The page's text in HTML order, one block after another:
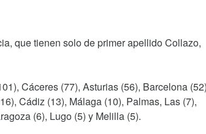
que tienen solo de primer apellido Collazo,
Cáceres (77), Asturias (56), Barcelona
Cádiz (13), Málaga (10), Palmas, Las (7),
(6), Lugo (5) y Melilla (5).